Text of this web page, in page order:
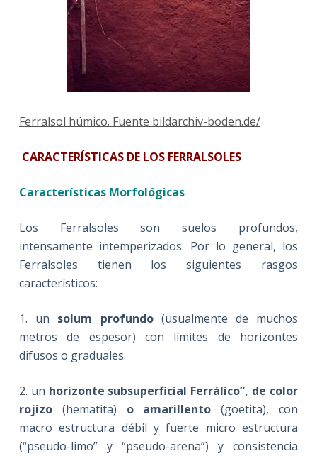
Ferralsol húmico. Fuente bildarchiv-boden.de/
CARACTERÍSTICAS DE LOS FERRALSOLES
Características Morfológicas
Los Ferralsoles son suelos profundos,
intensamente intemperizados. Por lo general, los
Ferralsoles tienen los siguientes rasgos
característicos:
1. un solum profundo(usualmente de muchos
metros de espesor) con límites de horizontes
difusos o graduales.
2. un horizonte subsuperficial Ferrálico”, de color
rojizo(hematita) o amarillento (goetita), con
macro estructura débil y fuerte micro estructura
(“pseudo-limo” y “pseudo-arena”) y consistencia